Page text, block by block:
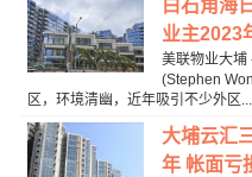
白石角海
业主2023
美联物业大埔
(Stephen
区，环境清幽，近年吸引不少外区...
大埔云汇
年 帐面亏